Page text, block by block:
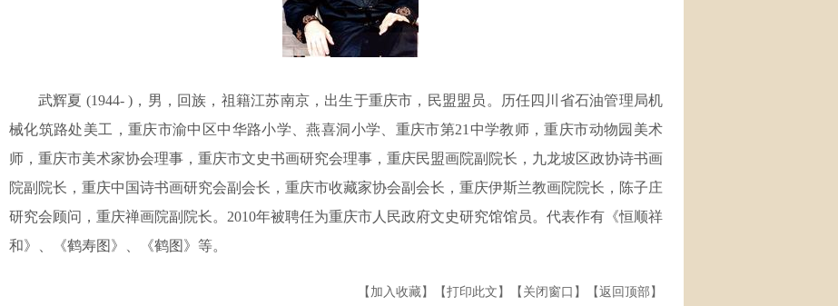
武辉夏 (1944- )，男，回族，祖籍江苏南京，出生于重庆市，民盟盟员。历任四川省石油管理局机
械化筑路处美工，重庆市渝中区中华路小学、燕喜洞小学、重庆市第21中学教师，重庆市动物园美术
师，重庆市美术家协会理事，重庆市文史书画研究会理事，重庆民盟画院副院长，九龙坡区政协诗书画
院副院长，重庆中国诗书画研究会副会长，重庆市收藏家协会副会长，重庆伊斯兰教画院院长，陈子庄
研究会顾问，重庆禅画院副院长。2010年被聘任为重庆市人民政府文史研究馆馆员。代表作有《恒顺祥
和》、《鹤寿图》、《鹤图》等。
【 加入收藏】【打印此文 】【 关闭窗口 】【返回顶部 】